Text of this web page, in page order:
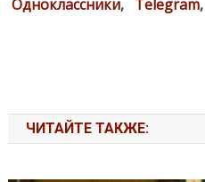
Одноклассники, Telegram,
ЧИТАЙТЕ ТАКЖЕ: